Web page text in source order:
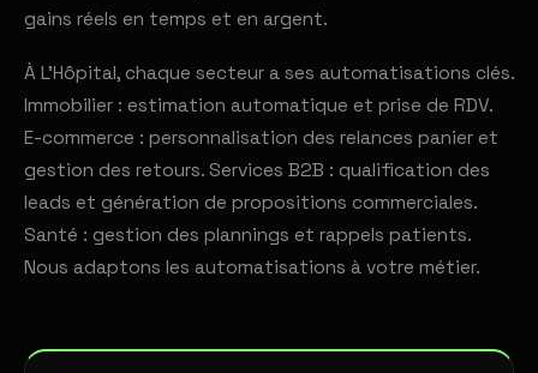
gains réels en temps et en argent.
À L'Hôpital, chaque secteur a ses automatisations clés.
Immobilier : estimation automatique et prise de RDV.
E-commerce : personnalisation des relances panier et
gestion des retours. Services B2B : qualification des
leads et génération de propositions commerciales.
Santé : gestion des plannings et rappels patients.
Nous adaptons les automatisations à votre métier.